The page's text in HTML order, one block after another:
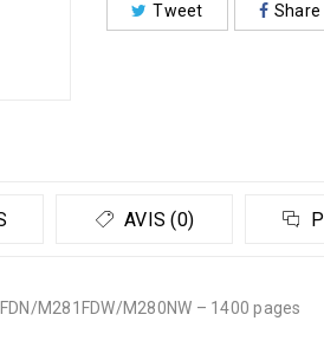
Tweet Share
AVIS (0)
M281FDW/M280NW – 1400 pages